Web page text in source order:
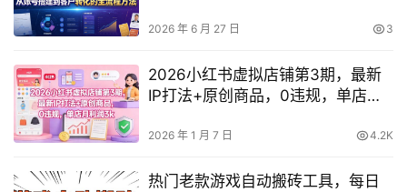
2026 年 6 月 27 日 3
2026小红书虚拟店铺第3期，最新
IP打法+原创商品，0违规，单店月
2026 年 1 月 7 日 4.2K
热门老款游戏自动搬砖工具，每日